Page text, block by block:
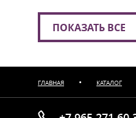
ПОКАЗАТЬ ВСЕ
ГЛАВНАЯ • КАТАЛОГ